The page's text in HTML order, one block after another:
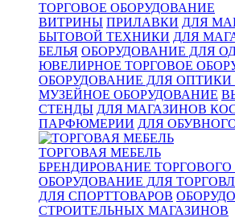
ТОРГОВОЕ ОБОРУДОВАНИЕ
ВИТРИНЫ ПРИЛАВКИ ДЛЯ
БЫТОВОЙ ТЕХНИКИ ДЛЯ
БЕЛЬЯ ОБОРУДОВАНИЕ ДЛЯ
ЮВЕЛИРНОЕ ТОРГОВОЕ
ОБОРУДОВАНИЕ ДЛЯ ОПТИКИ
МУЗЕЙНОЕ ОБОРУДОВАНИЕ
СТЕНДЫ ДЛЯ МАГАЗИНОВ
ПАРФЮМЕРИИ ДЛЯ
ТОРГОВАЯ МЕБЕЛЬ
БРЕНДИРОВАНИЕ
ОБОРУДОВАНИЕ ДЛЯ
ДЛЯ СПОРТТОВАРОВ
СТРОИТЕЛЬНЫХ МАГАЗИНОВ